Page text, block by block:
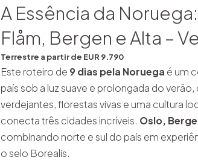
A Essência da
Flåm, Bergen e Alta –
Terrestre a partir de EUR 9.790
Este roteiro de 9 dias pela Noruega é um
país sob a luz suave e prolongada do
verdejantes, florestas vivas e uma cultura
conecta três cidades incríveis. Oslo,
combinando norte e sul do país em
o selo Borealis.